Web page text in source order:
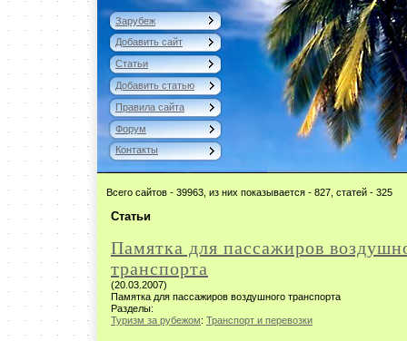
Зарубеж
Добавить сайт
Статьи
Добавить статью
Правила сайта
Форум
Контакты
Всего сайтов - 39963, из них показывается - 827, статей - 325
Статьи
Памятка для пассажиров
транспорта
(20.03.2007)
Памятка для пассажиров воздушного транспорта
Разделы:
Туризм за рубежом: Транспорт и перевозки